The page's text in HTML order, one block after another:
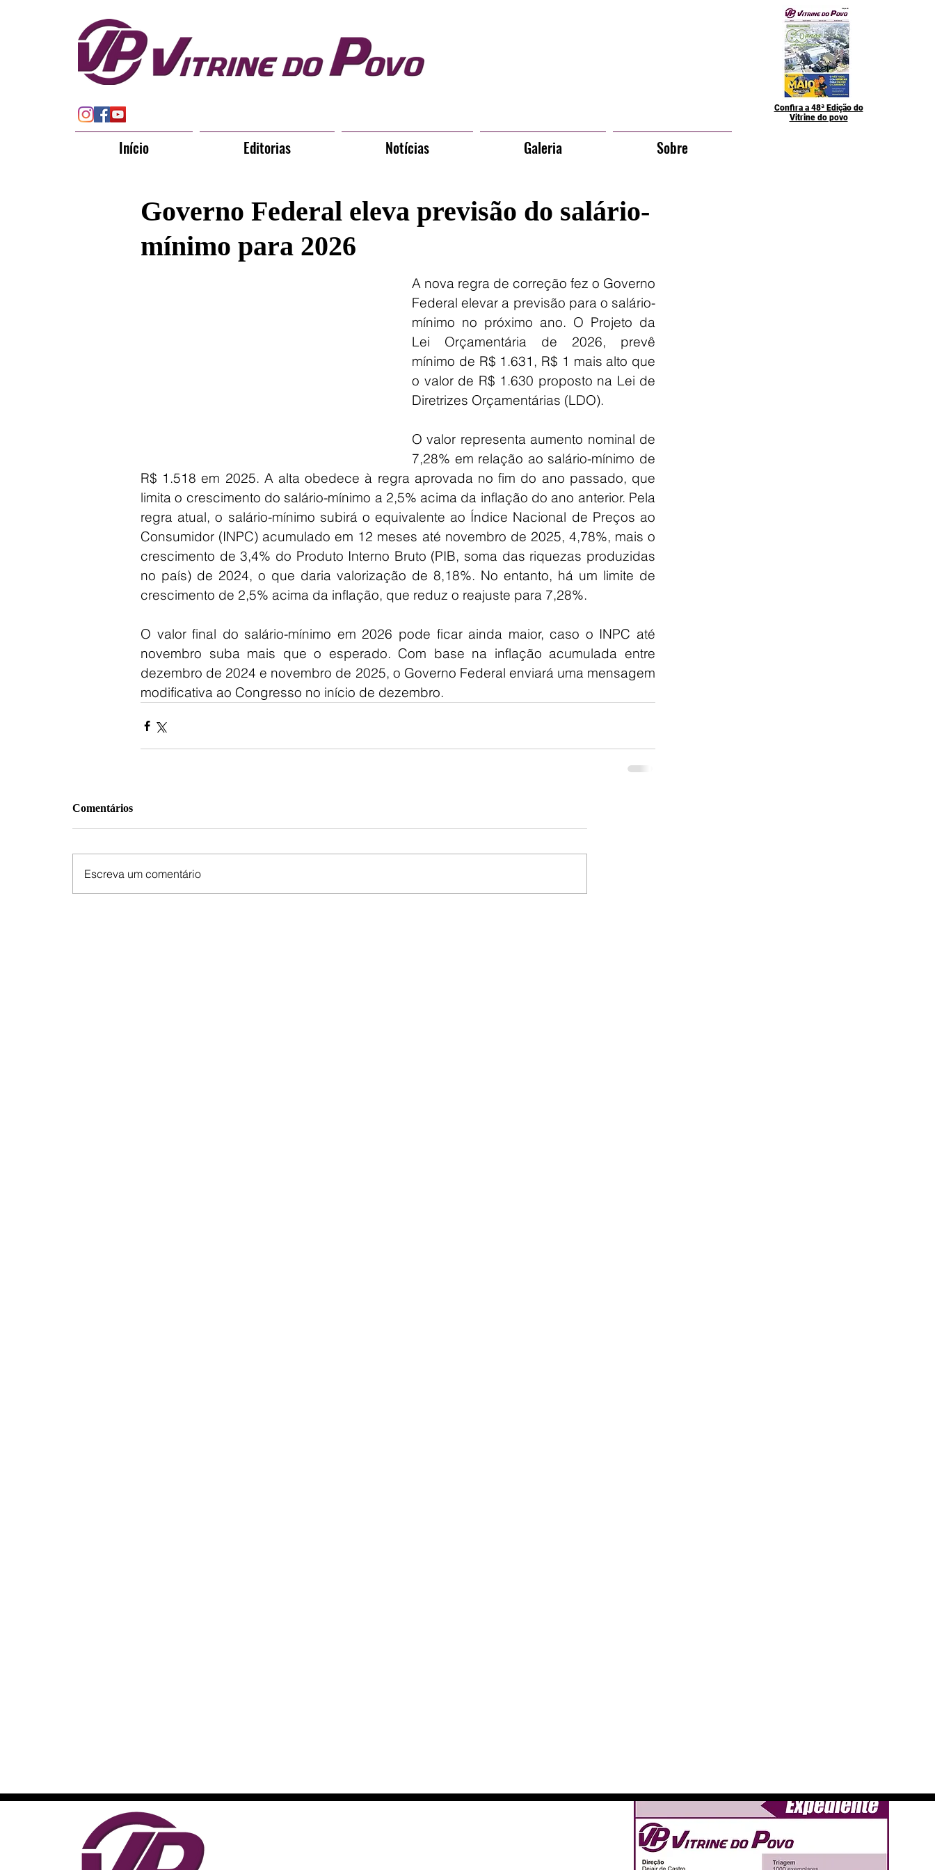
Confira a 48ª Edição do
Vitrine do povo
Governo Federal eleva previsão do salário-
mínimo para 2026
A nova regra de correção fez o Governo
Federal elevar a previsão para o salário-
mínimo no próximo ano. O Projeto da
Lei Orçamentária de 2026, prevê
mínimo de R$ 1.631, R$ 1 mais alto que
o valor de R$ 1.630 proposto na Lei de
Diretrizes Orçamentárias (LDO).
O valor representa aumento nominal de
7,28% em relação ao salário-mínimo de
R$ 1.518 em 2025. A alta obedece à regra aprovada no fim do ano passado, que
limita o crescimento do salário-mínimo a 2,5% acima da inflação do ano anterior. Pela
regra atual, o salário-mínimo subirá o equivalente ao Índice Nacional de Preços ao
Consumidor (INPC) acumulado em 12 meses até novembro de 2025, 4,78%, mais o
crescimento de 3,4% do Produto Interno Bruto (PIB, soma das riquezas produzidas
no país) de 2024, o que daria valorização de 8,18%. No entanto, há um limite de
crescimento de 2,5% acima da inflação, que reduz o reajuste para 7,28%.
O valor final do salário-mínimo em 2026 pode ficar ainda maior, caso o INPC até
novembro suba mais que o esperado. Com base na inflação acumulada entre
dezembro de 2024 e novembro de 2025, o Governo Federal enviará uma mensagem
modificativa ao Congresso no início de dezembro.
Comentários
Escreva um comentário
Início Editorias Notícias Galeria Sobre